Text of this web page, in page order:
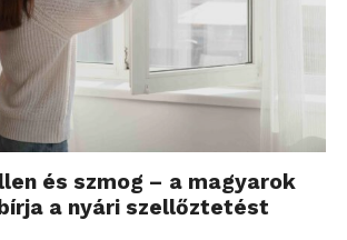
és szmog – a magyarok
a nyári szellőztetést